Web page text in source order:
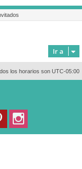
r
Ir a
los horarios son UTC-05:00